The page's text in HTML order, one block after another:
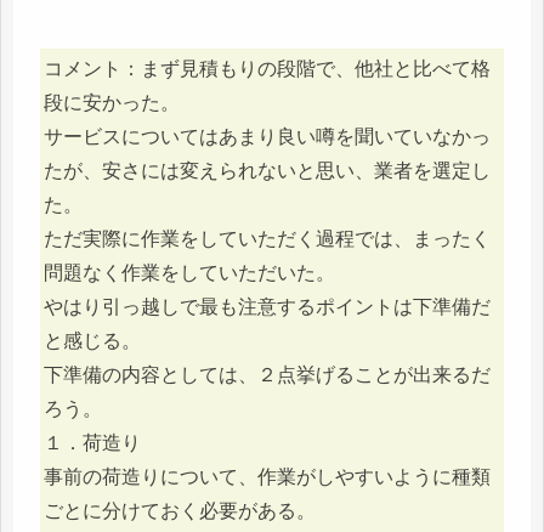
コメント：まず見積もりの段階で、他社と比べて格
段に安かった。
サービスについてはあまり良い噂を聞いていなかっ
たが、安さには変えられないと思い、業者を選定し
た。
ただ実際に作業をしていただく過程では、まったく
問題なく作業をしていただいた。
やはり引っ越しで最も注意するポイントは下準備だ
と感じる。
下準備の内容としては、２点挙げることが出来るだ
ろう。
１．荷造り
事前の荷造りについて、作業がしやすいように種類
ごとに分けておく必要がある。